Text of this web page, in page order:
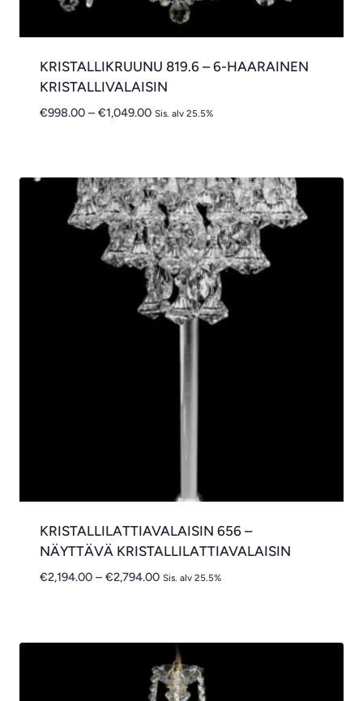
KRISTALLIKRUUNU 819.6 – 6-HAARAINEN
KRISTALLIVALAISIN
€998.00 – €1,049.00Hintaluokka:
Sis. alv 25.5%
KRISTALLILATTIAVALAISIN 656 –
NÄYTTÄVÄ KRISTALLILATTIAVALAISIN
€2,194.00 – €2,794.00Hintaluokka:
Sis. alv 25.5%